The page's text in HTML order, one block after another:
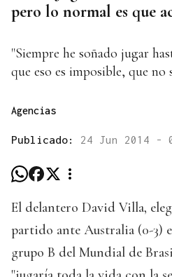
pero lo normal es que
"Siempre he soñado jugar
que eso es imposible, que no
Agencias
Publicado: 24 Jun 2014 -
El delantero David Villa,
partido ante Australia (0-3)
grupo B del Mundial de